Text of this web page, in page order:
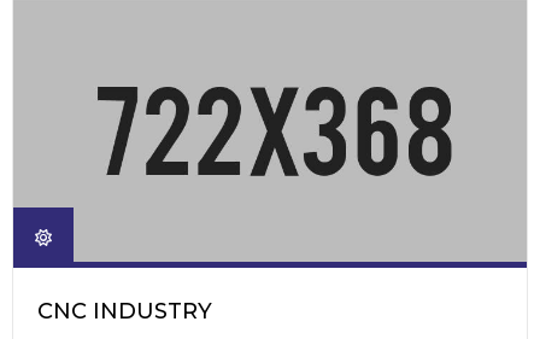
CNC INDUSTRY